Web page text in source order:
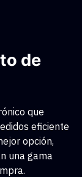
de
que
eficiente
opción,
una gama